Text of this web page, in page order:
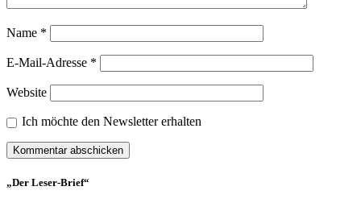
Name *
E-Mail-Adresse *
Website
Ich möchte den Newsletter erhalten
„Der Leser-Brief“